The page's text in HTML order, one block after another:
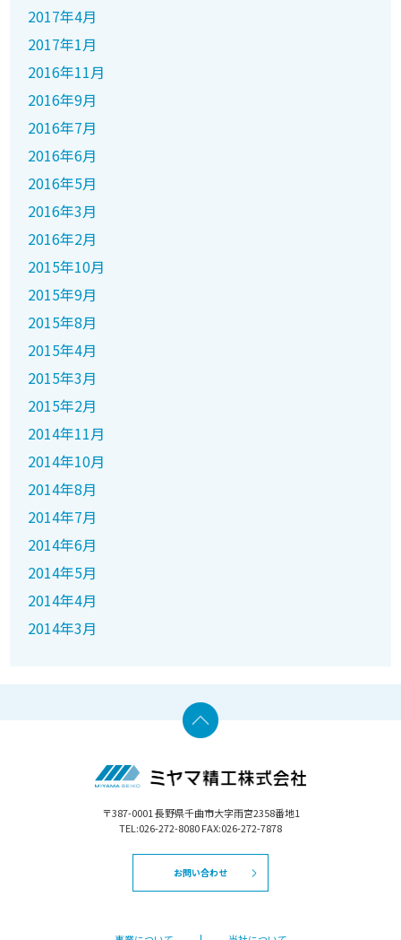
2017年4月
2017年1月
2016年11月
2016年9月
2016年7月
2016年6月
2016年5月
2016年3月
2016年2月
2015年10月
2015年9月
2015年8月
2015年4月
2015年3月
2015年2月
2014年11月
2014年10月
2014年8月
2014年7月
2014年6月
2014年5月
2014年4月
2014年3月
〒387-0001 長野県千曲市大字雨宮2358番地1
TEL:026-272-8080 FAX:026-272-7878
お問い合わせ